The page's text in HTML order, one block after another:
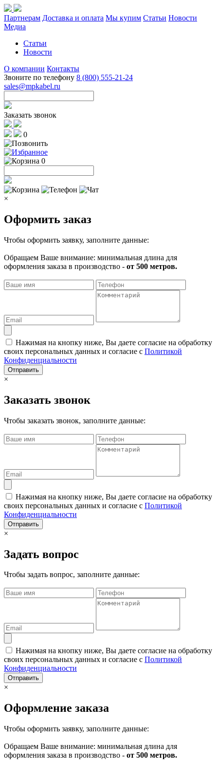
Партнерам Доставка и оплата Мы купим Статьи Новости
Медиа
Статьи
Новости
О компании Контакты
Звоните по телефону 8 (800) 555-21-24
sales@mpkabel.ru
Заказать звонок
0
0
×
Оформить заказ
Чтобы оформить заявку, заполните данные:
Обращаем Ваше внимание: минимальная длина для
оформления заказа в производство - от 500 метров.
Нажимая на кнопку ниже, Вы даете согласие на обработку
своих персональных данных и согласие с Политикой
Конфиденциальности
Отправить
×
Заказать звонок
Чтобы заказать звонок, заполните данные:
Нажимая на кнопку ниже, Вы даете согласие на обработку
своих персональных данных и согласие с Политикой
Конфиденциальности
Отправить
×
Задать вопрос
Чтобы задать вопрос, заполните данные:
Нажимая на кнопку ниже, Вы даете согласие на обработку
своих персональных данных и согласие с Политикой
Конфиденциальности
Отправить
×
Оформление заказа
Чтобы оформить заявку, заполните данные:
Обращаем Ваше внимание: минимальная длина для
оформления заказа в производство - от 500 метров.